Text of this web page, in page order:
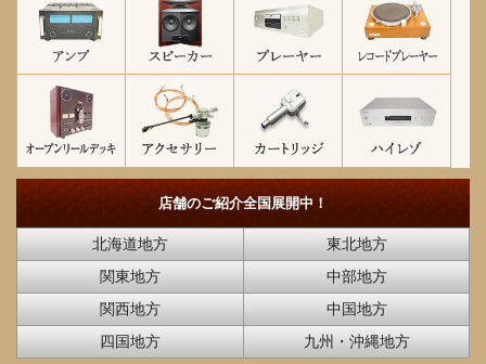
店舗のご紹介全国展開中！
北海道地方
東北地方
関東地方
中部地方
関西地方
中国地方
四国地方
九州・沖縄地方